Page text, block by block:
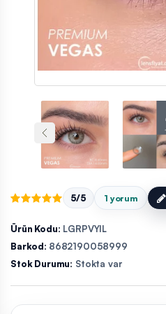
5/5 1 yorum
Ürün Kodu: LGRPVYIL
Barkod: 8682190058999
Stok Durumu: Stokta var